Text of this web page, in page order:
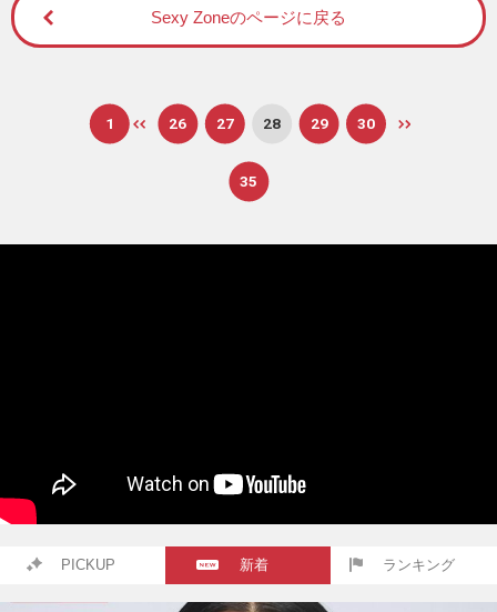
Sexy Zoneのページに戻る
1 26 27 28 29 30
35
PICKUP 新着 ランキング